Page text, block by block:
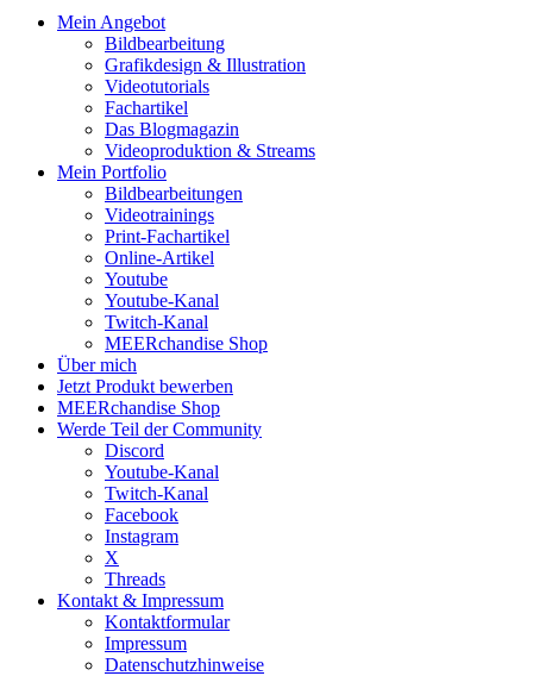
Mein Angebot
Bildbearbeitung
Grafikdesign & Illustration
Videotutorials
Fachartikel
Das Blogmagazin
Videoproduktion & Streams
Mein Portfolio
Bildbearbeitungen
Videotrainings
Print-Fachartikel
Online-Artikel
Youtube
Youtube-Kanal
Twitch-Kanal
MEERchandise Shop
Über mich
Jetzt Produkt bewerben
MEERchandise Shop
Werde Teil der Community
Discord
Youtube-Kanal
Twitch-Kanal
Facebook
Instagram
X
Threads
Kontakt & Impressum
Kontaktformular
Impressum
Datenschutzhinweise